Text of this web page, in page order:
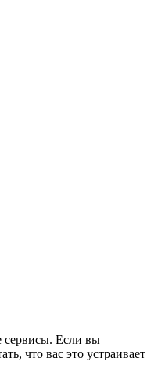
сервисы. Если вы
что вас это устраивает